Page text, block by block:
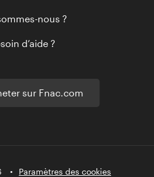
sur Fnac.com
nous ?
d’aide ?
Paramètres des cookies